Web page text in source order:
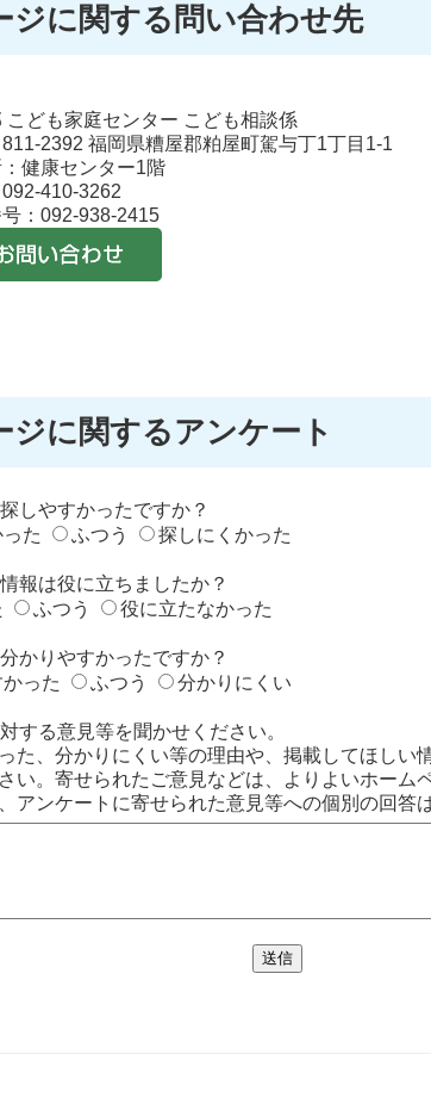
ジに関する問い合わせ先
こども家庭センター こども相談係
2392 福岡県糟屋郡粕屋町駕与丁1丁目1-1
健康センター1階
410-3262
：092-938-2415
ジに関するアンケート
しやすかったですか？
た
ふつう 探しにくかった
報は役に立ちましたか？
ふつう 役に立たなかった
かりやすかったですか？
った
ふつう 分かりにくい
する意見等を聞かせください。
た、分かりにくい等の理由や、掲載してほしい
い。寄せられたご意見などは、よりよいホーム
アンケートに寄せられた意見等への個別の回答
送信